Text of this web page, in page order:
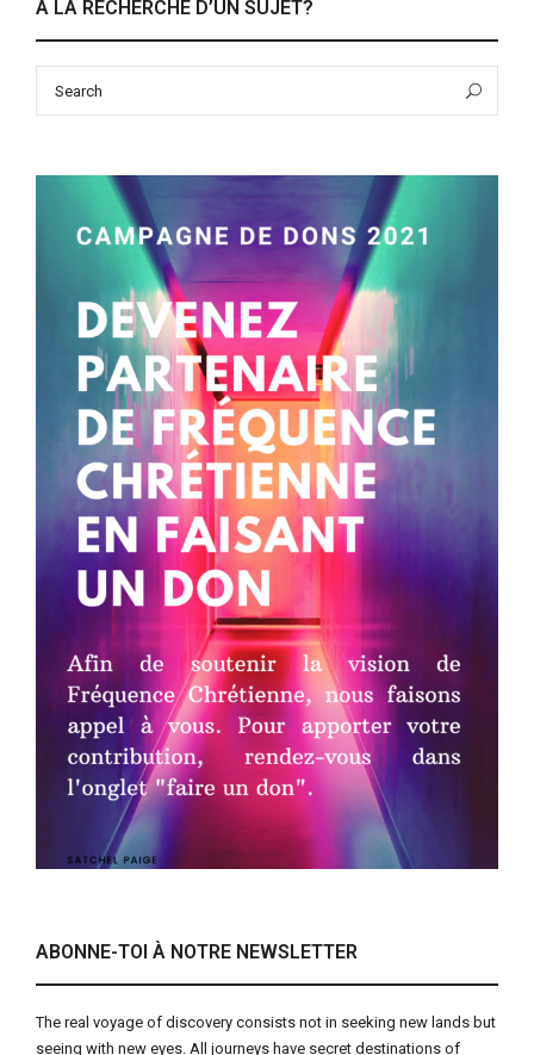
À LA RECHERCHE D’UN SUJET?
ABONNE-TOI À NOTRE NEWSLETTER
The real voyage of discovery consists not in seeking new lands but
seeing with new eyes. All journeys have secret destinations of